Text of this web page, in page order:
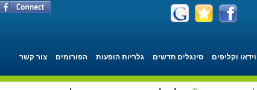
וידאו וקליפים סינגלים חדשים גלריות הופעות הפורומים צור קשר